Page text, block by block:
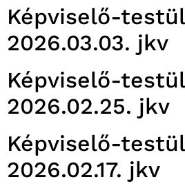
Képviselő-
2026.03.03. jkv
Képviselő-
2026.02.25. jkv
Képviselő-
2026.02.17. jkv